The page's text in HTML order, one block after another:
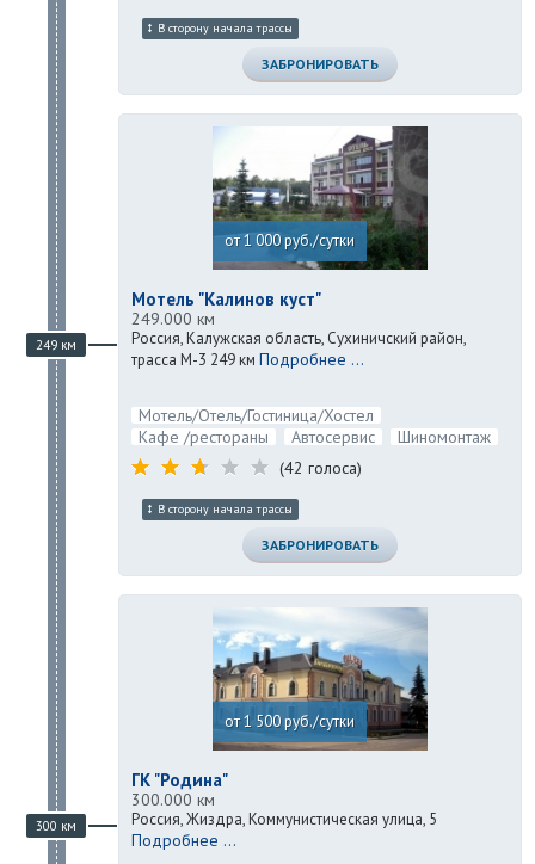
В сторону начала трассы
ЗАБРОНИРОВАТЬ
249 км
от 1 000 руб./сутки
Мотель "Калинов куст"
249.000 км
Россия, Калужская область, Сухиничский район,
трасса М-3 249 км Подробнее ...
Мотель/Отель/Гостиница/Хостел
Кафе /рестораны
Автосервис
Шиномонтаж
(42 голоса)
В сторону начала трассы
ЗАБРОНИРОВАТЬ
300 км
от 1 500 руб./сутки
ГК "Родина"
300.000 км
Россия, Жиздра, Коммунистическая улица, 5
Подробнее ...